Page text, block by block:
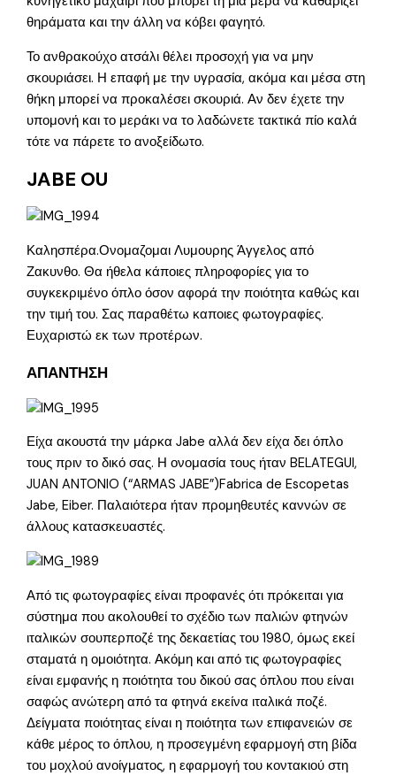
θηράματα και την άλλη να κόβει φαγητό.
Το ανθρακούχο ατσάλι θέλει προσοχή για να μην
σκουριάσει. Η επαφή με την υγρασία, ακόμα και μέσα στη
θήκη μπορεί να προκαλέσει σκουριά. Αν δεν έχετε την
υπομονή και το μεράκι να το λαδώνετε τακτικά πίο καλά
τότε να πάρετε το ανοξείδωτο.
JABE OU
Καλησπέρα.Ονομαζομαι Λυμουρης Άγγελος από
Ζακυνθο. Θα ήθελα κάποιες πληροφορίες για το
συγκεκριμένο όπλο όσον αφορά την ποιότητα καθώς και
την τιμή του. Σας παραθέτω καποιες φωτογραφίες.
Ευχαριστώ εκ των προτέρων.
ΑΠΑΝΤΗΣΗ
Είχα ακουστά την μάρκα Jabe αλλά δεν είχα δει όπλο
τους πριν το δικό σας. Η ονομασία τους ήταν BELATEGUI,
JUAN ANTONIO (“ARMAS JABE”)Fabrica de Escopetas
Jabe, Eiber. Παλαιότερα ήταν προμηθευτές καννών σε
άλλους κατασκευαστές.
Από τις φωτογραφίες είναι προφανές ότι πρόκειται για
σύστημα που ακολουθεί το σχέδιο των παλιών φτηνών
ιταλικών σουπερποζέ της δεκαετίας του 1980, όμως εκεί
σταματά η ομοιότητα. Ακόμη και από τις φωτογραφίες
είναι εμφανής η ποιότητα του δικού σας όπλου που είναι
σαφώς ανώτερη από τα φτηνά εκείνα ιταλικά ποζέ.
Δείγματα ποιότητας είναι η ποιότητα των επιφανειών σε
κάθε μέρος το όπλου, η προσεγμένη εφαρμογή στη βίδα
του μοχλού ανοίγματος, η εφαρμογή του κοντακιού στη